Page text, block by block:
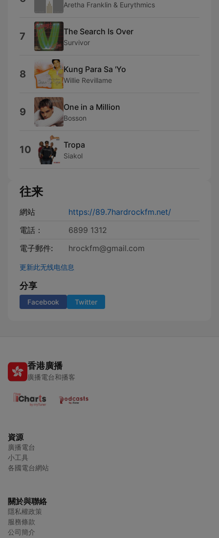
Aretha Franklin & Eurythmics
7 The Search Is Over
Survivor
8 Kung Para Sa 'Yo
Willie Revillame
9 One in a Million
Bosson
10 Tropa
Siakol
往来
網站
https://89.7hardrockfm.net/
電話：
6899 1312
電子郵件:
hrockfm@gmail.com
更新此无线电信息
分享
Facebook Twitter
香港廣播
廣播電台和播客
資源
廣播電台
小工具
各國電台網站
關於與聯絡
隱私權政策
服務條款
公司簡介